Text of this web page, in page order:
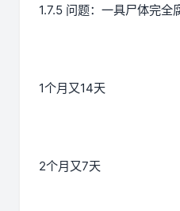
1.7.5 问题：一具尸体完全
1个月又14天
2个月又7天